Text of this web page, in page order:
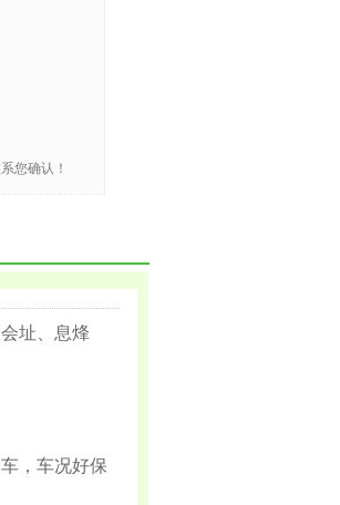
您确认！
址、息烽
，车况好保